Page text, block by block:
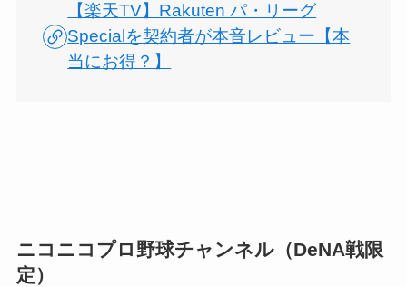
【楽天TV】Rakuten パ・リーグ
Specialを契約者が本音レビュー【本
当にお得？】
ニコニコプロ野球チャンネル（DeNA戦限
定）